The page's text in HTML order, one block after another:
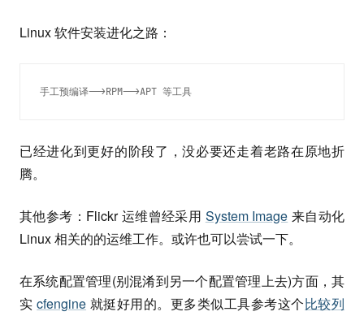
Linux 软件安装进化之路：
手工预编译-->RPM-->APT 等工具
已经进化到更好的阶段了，没必要还走着老路在原地折
腾。
其他参考：Flickr 运维曾经采用 System Image 来自动化
Linux 相关的的运维工作。或许也可以尝试一下。
在系统配置管理(别混淆到另一个配置管理上去)方面，其
实cfengine 就挺好用的。更多类似工具参考这个比较列